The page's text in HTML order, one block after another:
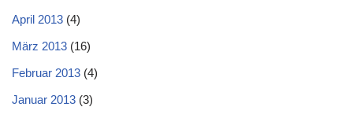
April 2013 (4)
März 2013 (16)
Februar 2013 (4)
Januar 2013 (3)